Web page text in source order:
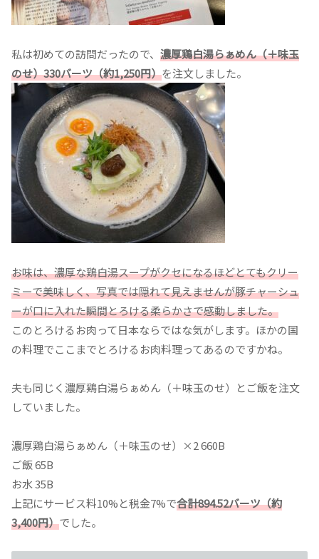
私は初めての訪問だったので、 濃厚鶏白湯らぁめん（＋味玉
のせ）330バーツ（約1,250円）を注文しました。
お味は、濃厚な鶏白湯スープがクセになるほどとてもクリー
ミーで美味しく、写真では隠れて見えませんが豚チャーシュ
ーが口に入れた瞬間とろける柔らかさで感動しました。
このとろけるお肉って日本ならではな気がします。ほかの国
の料理でここまでとろけるお肉料理ってあるのですかね。
夫も同じく濃厚鶏白湯らぁめん（＋味玉のせ）とご飯を注文
していました。
濃厚鶏白湯らぁめん（＋味玉のせ）×2 660B
ご飯 65B
お水 35B
上記にサービス料10%と税金7%で合計894.52バーツ（約
3,400円）でした。